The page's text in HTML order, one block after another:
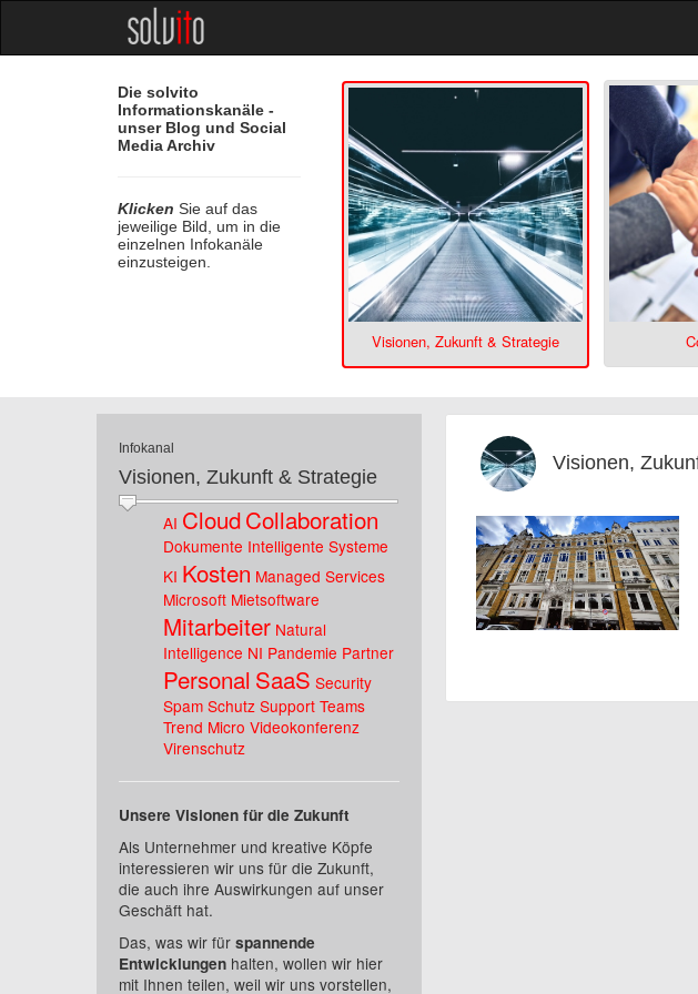
Die solvito
Informationskanäle -
unser Blog und Social
Media Archiv
Klicken Sie auf das
jeweilige Bild, um in die
einzelnen Infokanäle
einzusteigen.
Visionen, Zukunft & Strategie
Infokanal
Visionen, Zukunft & Strategie
AI CloudCollaboration
Dokumente Intelligente Systeme
KI Kosten Managed Services
Microsoft Mietsoftware
Mitarbeiter Natural
Intelligence NI Pandemie Partner
Personal SaaS Security
Spam Schutz Support Teams
Trend Micro Videokonferenz
Virenschutz
Unsere Visionen für die Zukunft
Als Unternehmer und kreative Köpfe
interessieren wir uns für die Zukunft,
die auch ihre Auswirkungen auf unser
Geschäft hat.
Das, was wir für spannende
Entwicklungen halten, wollen wir hier
mit Ihnen teilen, weil wir uns vorstellen,
Visionen,